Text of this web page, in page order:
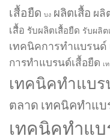
เสื้อยืด บง ผลิตเสื้อ ผลิ
เสื้อ รับผลิตเสื้อยืด รับผลิต
เทคนิคการทำแบรนด์
การทำแบรนด์เสื้อยืด เ
เทคนิคทำแบร
ตลาด เทคนิคทำแ
เทคนิคทำแบ